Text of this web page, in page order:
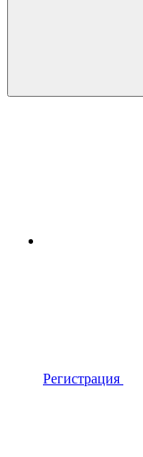
Регистрация